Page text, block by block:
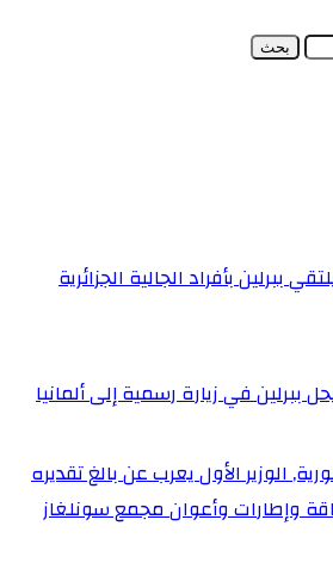
ببرلين بأفراد الجالية الجزائرية
ببرلين في زيارة رسمية إلى ألمانيا
الوزير الأول يعرب عن بالغ تقديره
وإطارات وأعوان مجمع سونلغاز